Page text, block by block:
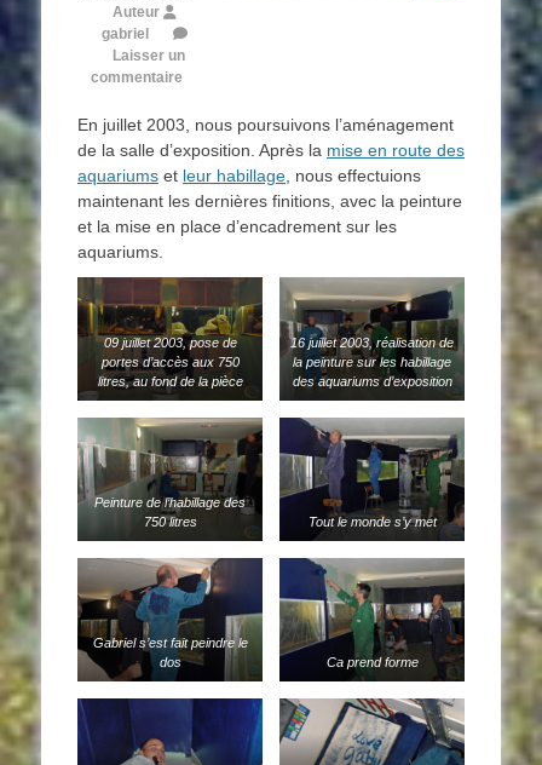
Auteur
gabriel
Laisser un
commentaire
En juillet 2003, nous poursuivons l’aménagement
de la salle d’exposition. Après la mise en route des
aquariums et leur habillage , nous effectuions
maintenant les dernières finitions, avec la peinture
et la mise en place d’encadrement sur les
aquariums.
09 juillet 2003, pose de
portes d’accès aux 750
litres, au fond de la pièce
16 juillet 2003, réalisation de
la peinture sur les habillage
des aquariums d’exposition
Peinture de l’habillage des
750 litres
Tout le monde s’y met
Gabriel s’est fait peindre le
dos
Ca prend forme